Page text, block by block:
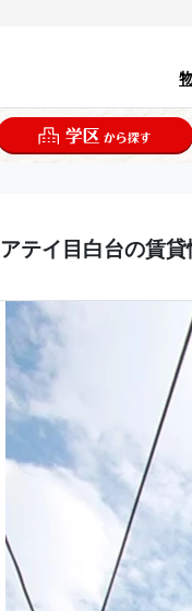
アテイ目白台の賃貸